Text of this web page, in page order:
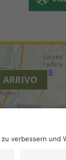
ARRIVO
privacy .